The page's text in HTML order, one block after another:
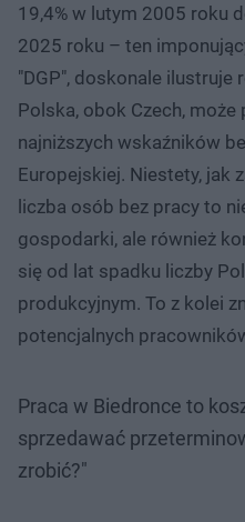
19,4% w lutym 2005 roku
2025 roku – ten
"DGP", doskonale
Polska, obok Czech,
najniższych wskaźników
Europejskiej. Niestety, jak
liczba osób bez pracy to
gospodarki, ale również
się od lat spadku liczby
produkcyjnym. To z kolei
potencjalnych
Praca w Biedronce to
sprzedawać
zrobić?"